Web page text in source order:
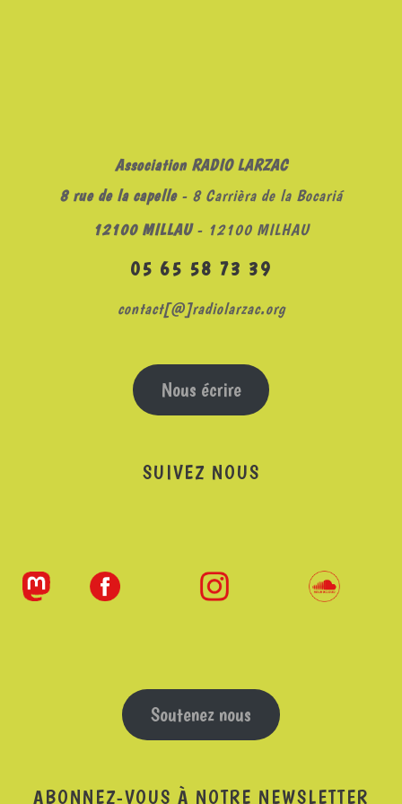
Association RADIO LARZAC
8 rue de la capelle- 8 Carrièra de la Bocariá
12100 MILLAU- 12100 MILHAU
05 65 58 73 39
contact[@]radiolarzac.org
Nous écrire
SUIVEZ NOUS
Soutenez nous
ABONNEZ-VOUS À NOTRE NEWSLETTER